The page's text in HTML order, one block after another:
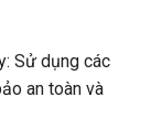
Sử dụng các
an toàn và